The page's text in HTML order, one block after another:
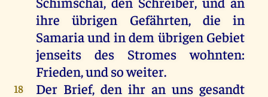
ihre
übrigen Gefährten, die
in
Samariaund indem übrigen Gebiet
jenseits
des Stromes wohnten:
Frieden,undsoweiter.
18 Der Brief, den ihr an uns gesandt